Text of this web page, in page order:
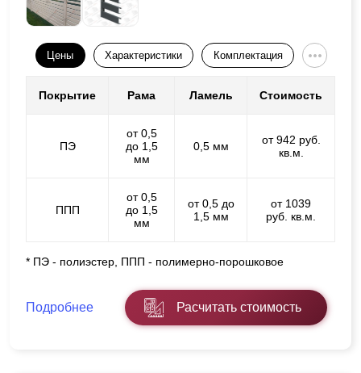
Цены Характеристики Комплектация
Покрытие Рама Ламель Стоимость
ПЭ
от 0,5
до 1,5
мм
0,5 мм
от 942 руб.
кв.м.
ППП
от 0,5
до 1,5
мм
от 0,5 до
1,5 мм
от 1039
руб. кв.м.
* ПЭ - полиэстер, ППП - полимерно-порошковое
Подробнее Расчитать стоимость